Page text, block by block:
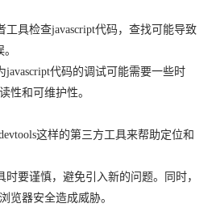
具检查javascript代码，查找可能导致
代码的调试可能需要一些时
性和可维护性。
这样的第三方工具来帮助定位和
要谨慎，避免引入新的问题。同时，
览器安全造成威胁。